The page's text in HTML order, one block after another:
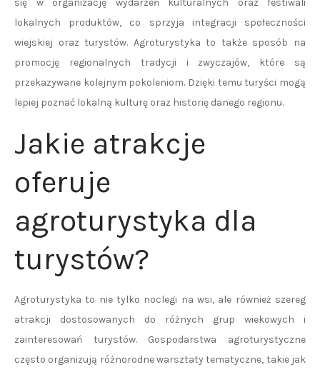
się w organizację wydarzeń kulturalnych oraz festiwali
lokalnych produktów, co sprzyja integracji społeczności
wiejskiej oraz turystów. Agroturystyka to także sposób na
promocję regionalnych tradycji i zwyczajów, które są
przekazywane kolejnym pokoleniom. Dzięki temu turyści mogą
lepiej poznać lokalną kulturę oraz historię danego regionu.
Jakie atrakcje
oferuje
agroturystyka dla
turystów?
Agroturystyka to nie tylko noclegi na wsi, ale również szereg
atrakcji dostosowanych do różnych grup wiekowych i
zainteresowań turystów. Gospodarstwa agroturystyczne
często organizują różnorodne warsztaty tematyczne, takie jak